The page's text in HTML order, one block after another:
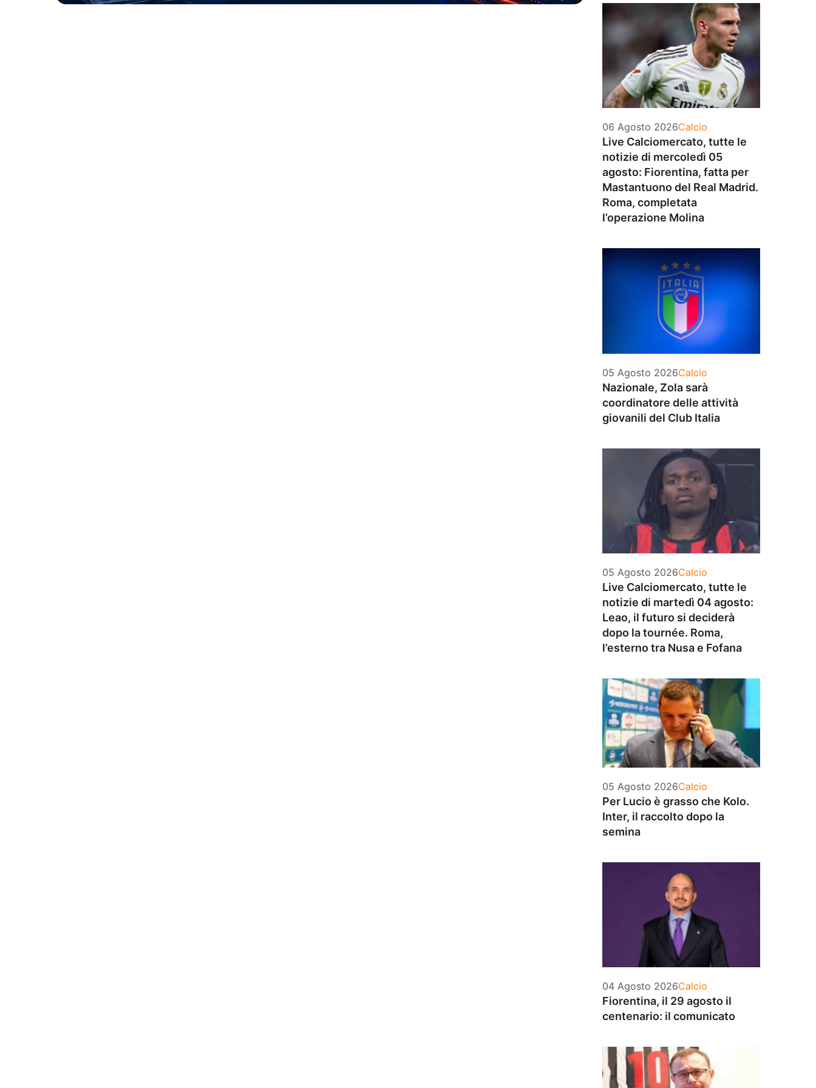
06 Agosto 2026Categorie
Calcio
Live Calciomercato, tutte le
notizie di mercoledì 05
agosto: Fiorentina, fatta per
Mastantuono del Real Madrid.
Roma, completata
l’operazione Molina
05 Agosto 2026Categorie
Calcio
Nazionale, Zola sarà
coordinatore delle attività
giovanili del Club Italia
05 Agosto 2026Categorie
Calcio
Live Calciomercato, tutte le
notizie di martedì 04 agosto:
Leao, il futuro si deciderà
dopo la tournée. Roma,
l’esterno tra Nusa e Fofana
05 Agosto 2026Categorie
Calcio
Per Lucio è grasso che Kolo.
Inter, il raccolto dopo la
semina
04 Agosto 2026Categorie
Calcio
Fiorentina, il 29 agosto il
centenario: il comunicato